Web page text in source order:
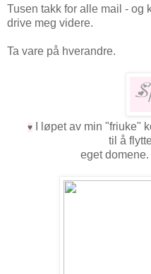
Tusen takk for alle mail - og
drive meg videre.
Ta vare på
♥
I løpet av min "friuke"
til å
eget